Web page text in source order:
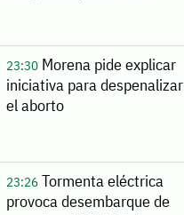
23:30Morena pide explicar
iniciativa para despenalizar
el aborto
23:26Tormenta eléctrica
provoca desembarque de